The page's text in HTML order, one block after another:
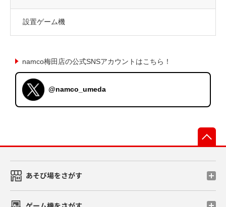
設置ゲーム機
namco梅田店の公式SNSアカウントはこちら！
@namco_umeda
あそび場をさがす